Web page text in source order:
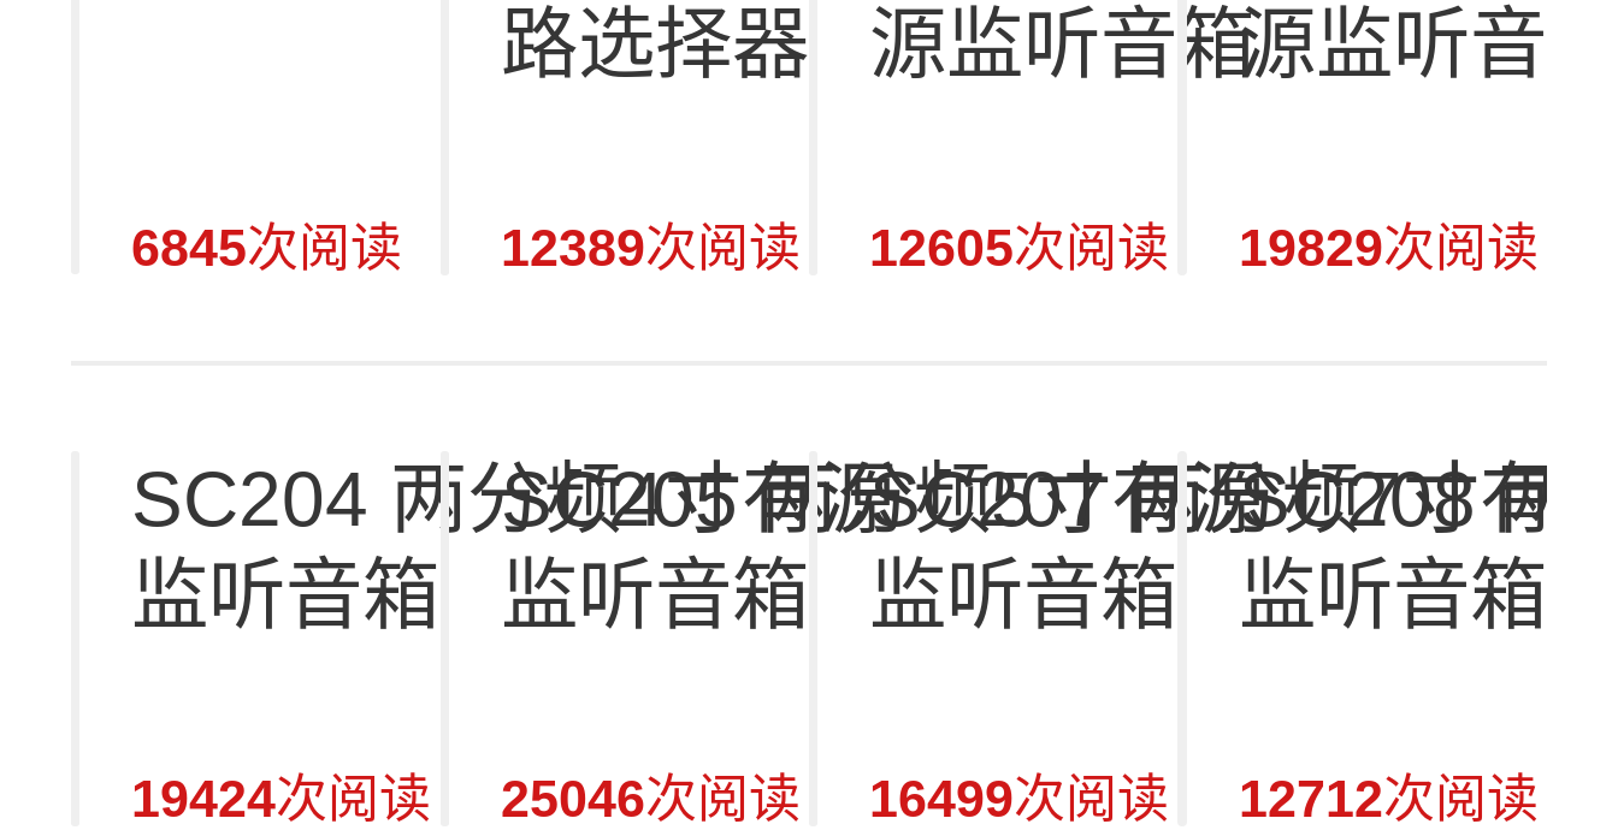
6845次阅读
路选择器
12389次阅读
源监听音箱
12605次阅读
源监听音
19829次阅读
SC204 两分频4寸有源
监听音箱
19424次阅读
SC205 两分频5寸有源
监听音箱
25046次阅读
SC207 两分频7寸有
监听音箱
16499次阅读
SC208 两
监听音箱
12712次阅读